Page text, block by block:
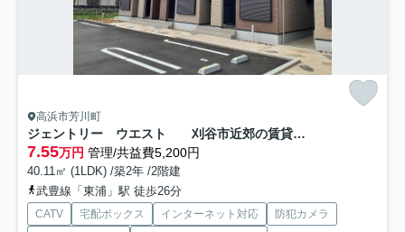
高浜市芳川町
ジェントリー ウエスト 刈谷市近郊の賃貸ならクラスホーム刈谷店
7.55万円 管理/共益費5,200円
40.11㎡ (1LDK) /築2年 /2階建
武豊線「東浦」駅 徒歩26分
CATV 宅配ボックス インターネット対応
防犯カメラ